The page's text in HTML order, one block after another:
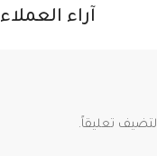
آراء العملاء
لتضيف تعليقاً.